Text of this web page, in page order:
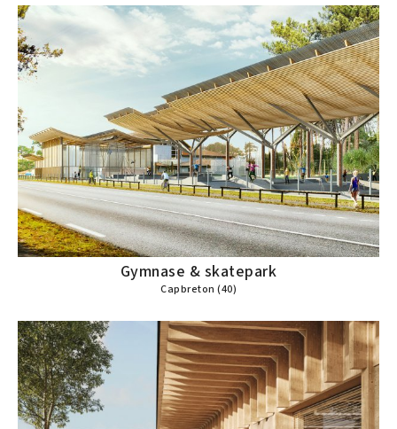
Gymnase & skatepark
Capbreton (40)